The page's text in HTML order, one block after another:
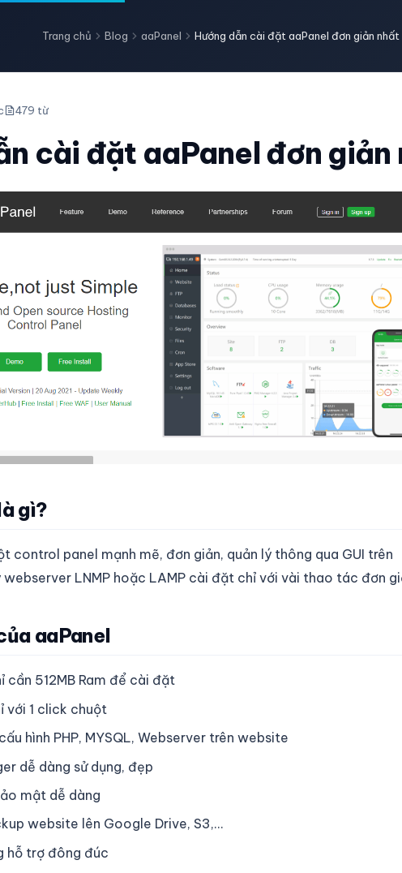
Trang chủ Blog aaPanel Hướng dẫn cài đặt aaPanel đơn giản nhất
479 từ
cài đặt aaPanel đơn giản
gì?
control panel mạnh mẽ, đơn giản, quản lý thông qua GUI trên
LNMP hoặc LAMP cài đặt chỉ với vài thao tác đơn
aaPanel
cần 512MB Ram để cài đặt
với 1 click chuột
hình PHP, MYSQL, Webserver trên website
dễ dàng sử dụng, đẹp
mật dễ dàng
website lên Google Drive, S3,…
hỗ trợ đông đúc